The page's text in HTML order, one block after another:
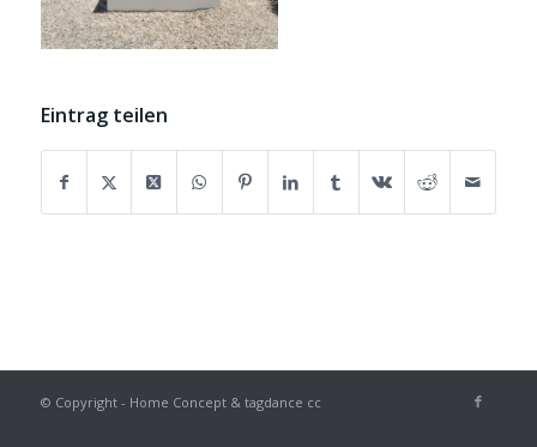
Eintrag teilen
© Copyright - Home Concept & tagdance cc